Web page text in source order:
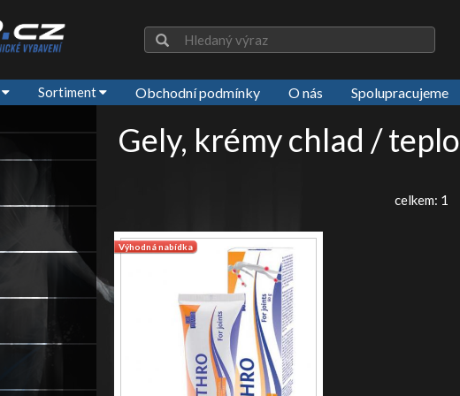
Sortiment Obchodní podmínky O nás Spolupracujeme
Gely, krémy chlad / teplo
celkem: 1
Výhodná nabídka